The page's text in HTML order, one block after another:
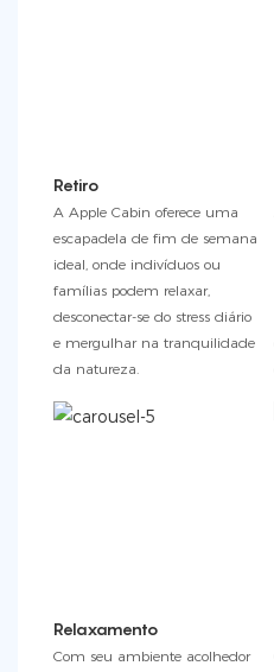
Retiro
A Apple Cabin oferece uma
escapadela de fim de semana
ideal, onde indivíduos ou
famílias podem relaxar,
desconectar-se do stress diário
e mergulhar na tranquilidade
da natureza.
Relaxamento
Com seu ambiente acolhedor